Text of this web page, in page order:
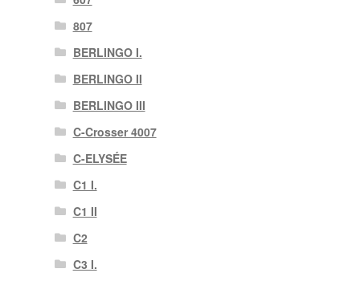
807
BERLINGO I.
BERLINGO II
BERLINGO III
C-Crosser 4007
C-ELYSÉE
C1 I.
C1 II
C2
C3 I.